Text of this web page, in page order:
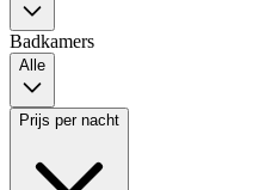
Badkamers
Alle
Prijs per nacht